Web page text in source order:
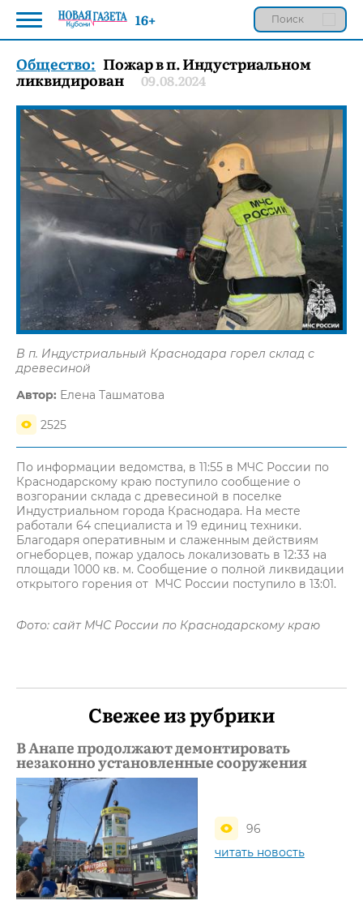
Общество: Пожар в п. Индустриальном
ликвидирован 09.08.2024
В п. Индустриальный Краснодара горел склад с
древесиной
Автор: Елена Ташматова
2525
По информации ведомства, в 11:55 в МЧС России по
Краснодарскому краю поступило сообщение о
возгорании склада с древесиной в поселке
Индустриальном города Краснодара. На месте
работали 64 специалиста и 19 единиц техники.
Благодаря оперативным и слаженным действиям
огнеборцев, пожар удалось локализовать в 12:33 на
площади 1000 кв. м. Сообщение о полной ликвидации
открытого горения от МЧС России поступило в 13:01.
Фото: сайт МЧС России по Краснодарскому краю
Свежее из рубрики
В Анапе продолжают демонтировать
незаконно установленные сооружения
96
читать новость
16+